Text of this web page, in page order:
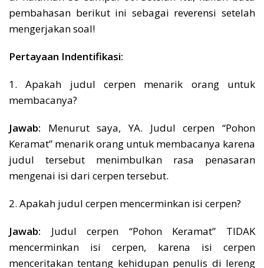
pembahasan berikut ini sebagai reverensi setelah
mengerjakan soal!
Pertayaan Indentifikasi:
1. Apakah judul cerpen menarik orang untuk
membacanya?
Jawab: Menurut saya, YA. Judul cerpen “Pohon
Keramat” menarik orang untuk membacanya karena
judul tersebut menimbulkan rasa penasaran
mengenai isi dari cerpen tersebut.
2. Apakah judul cerpen mencerminkan isi cerpen?
Jawab: Judul cerpen “Pohon Keramat” TIDAK
mencerminkan isi cerpen, karena isi cerpen
menceritakan tentang kehidupan penulis di lereng